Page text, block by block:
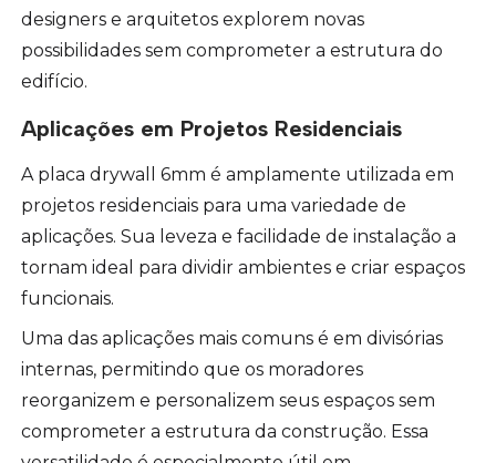
designers e arquitetos explorem novas
possibilidades sem comprometer a estrutura do
edifício.
Aplicações em Projetos Residenciais
A placa drywall 6mm é amplamente utilizada em
projetos residenciais para uma variedade de
aplicações. Sua leveza e facilidade de instalação a
tornam ideal para dividir ambientes e criar espaços
funcionais.
Uma das aplicações mais comuns é em divisórias
internas, permitindo que os moradores
reorganizem e personalizem seus espaços sem
comprometer a estrutura da construção. Essa